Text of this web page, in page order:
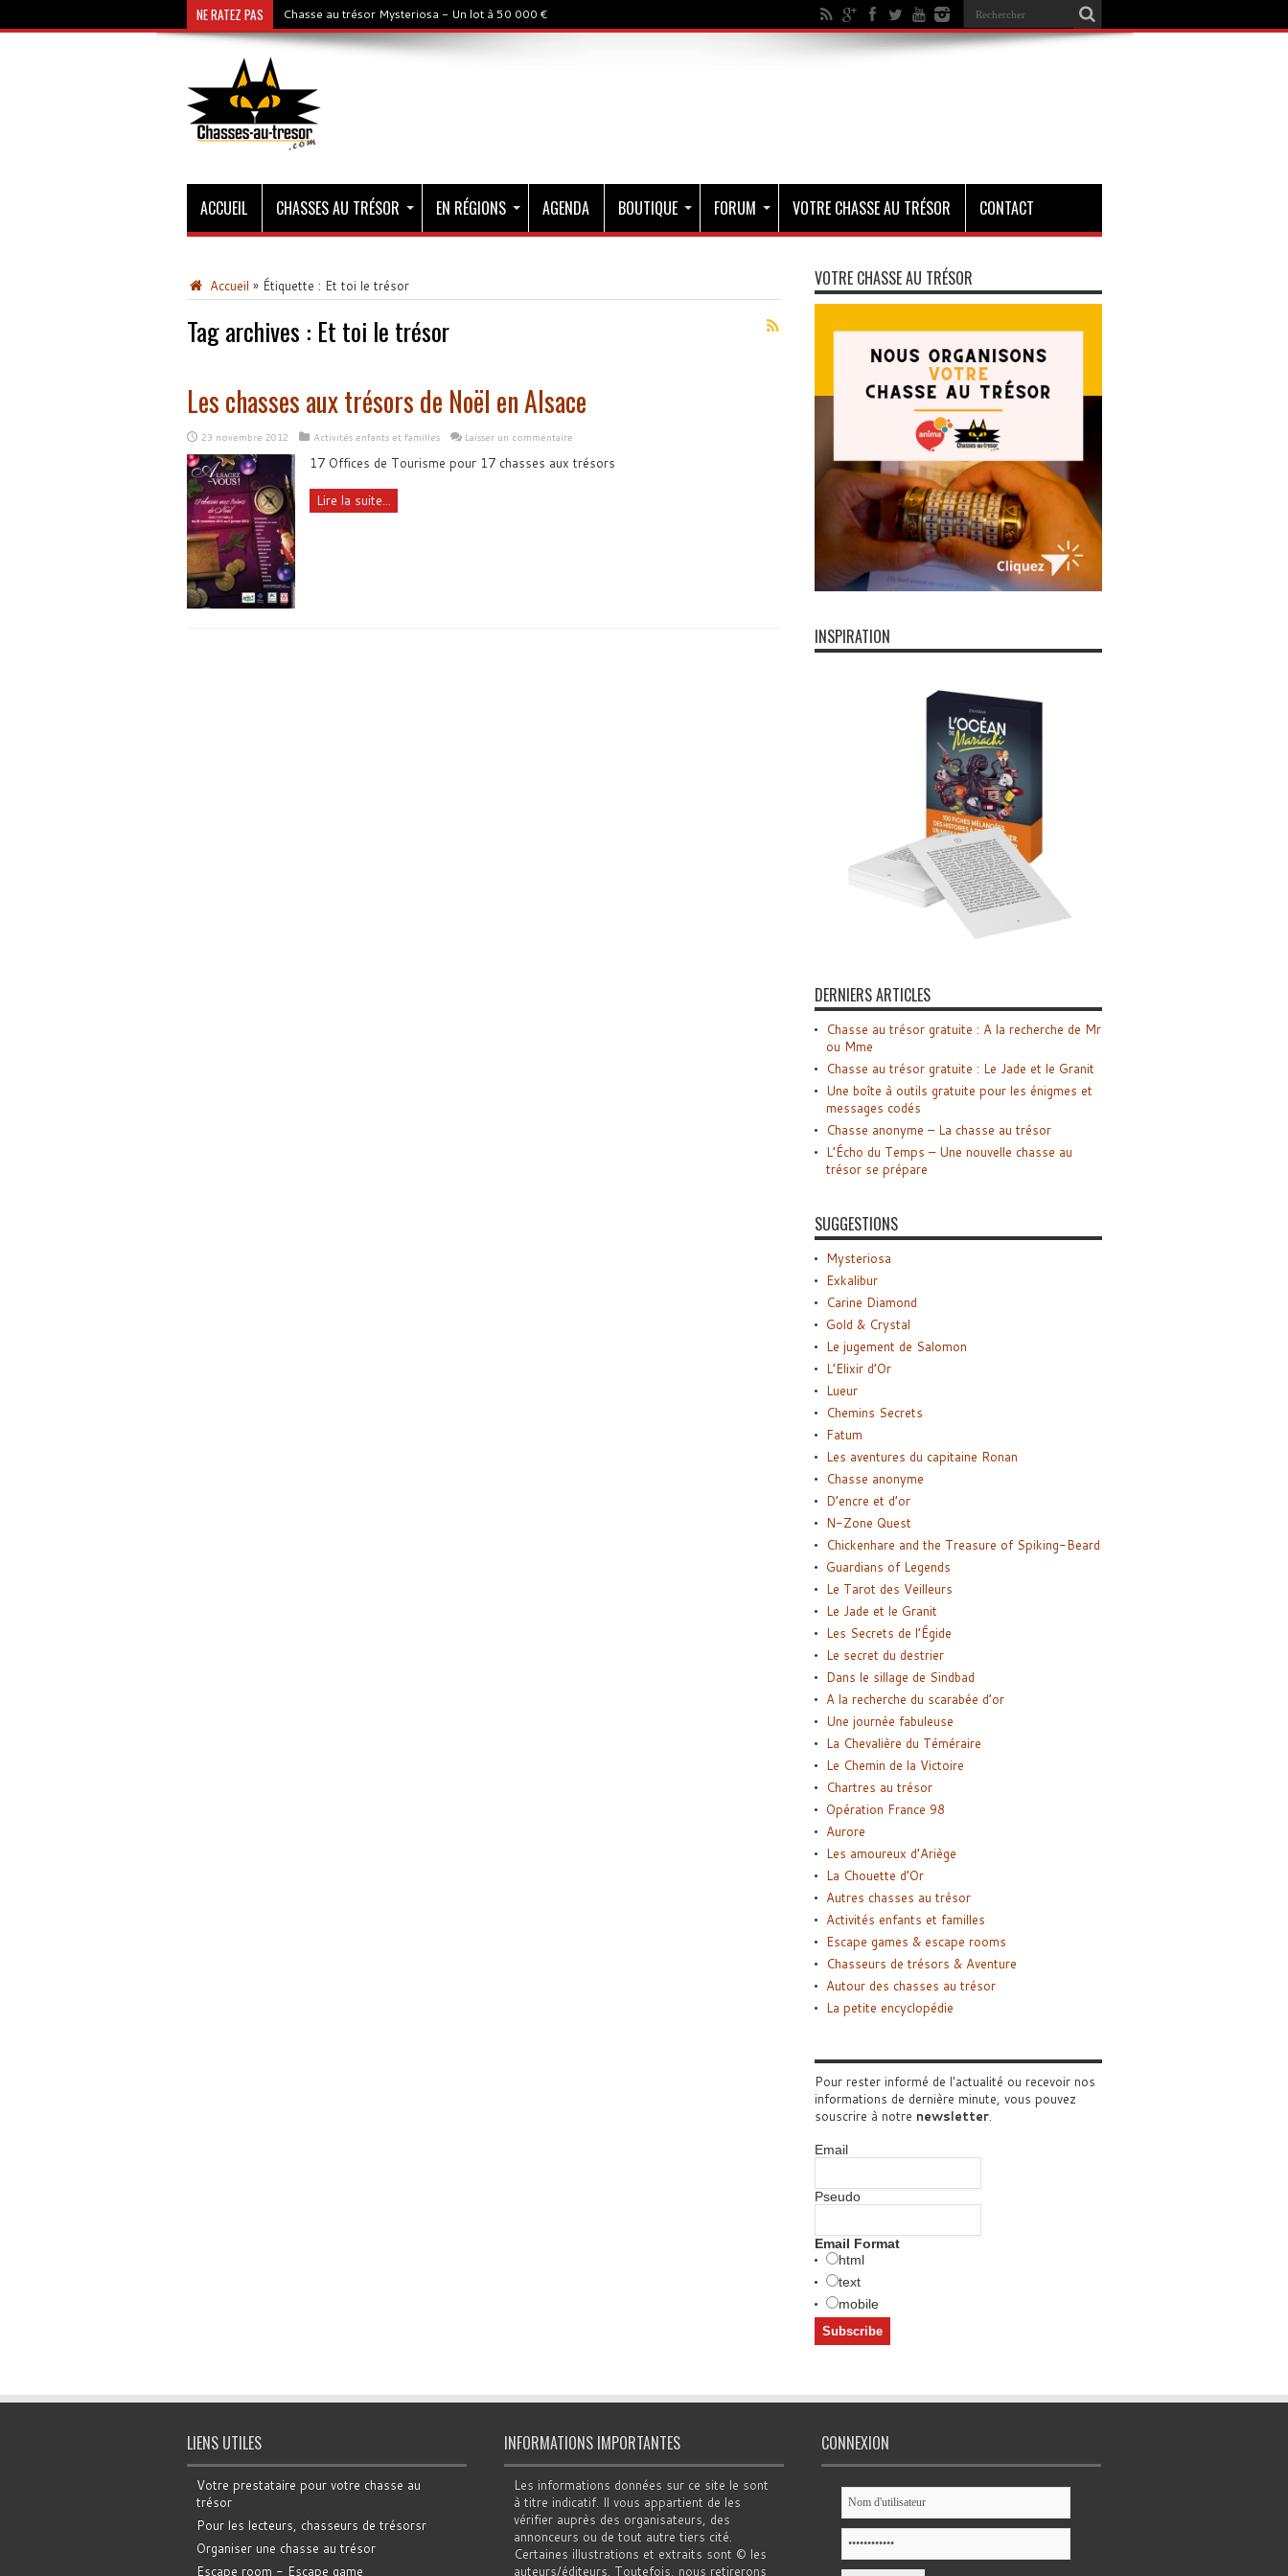
NE RATEZ PAS Chasse au trésor Mysteriosa - Un lot à 50 000 €
ACCUEIL CHASSES AU TRÉSOR EN RÉGIONS AGENDA BOUTIQUE FORUM VOTRE CHASSE AU TRÉSOR CONTACT
Accueil » Étiquette : Et toi le trésor
Tag archives : Et toi le trésor
Les chasses aux trésors de Noël en Alsace
23 novembre 2012 Activités enfants et familles Laisser un commentaire
17 Offices de Tourisme pour 17 chasses aux trésors
Lire la suite...
VOTRE CHASSE AU TRÉSOR
INSPIRATION
DERNIERS ARTICLES
Chasse au trésor gratuite : A la recherche de Mr
ou Mme
Chasse au trésor gratuite : Le Jade et le Granit
Une boîte à outils gratuite pour les énigmes et
messages codés
Chasse anonyme – La chasse au trésor
L’Écho du Temps – Une nouvelle chasse au
trésor se prépare
SUGGESTIONS
Mysteriosa
Exkalibur
Carine Diamond
Gold & Crystal
Le jugement de Salomon
L’Elixir d’Or
Lueur
Chemins Secrets
Fatum
Les aventures du capitaine Ronan
Chasse anonyme
D’encre et d’or
N-Zone Quest
Chickenhare and the Treasure of Spiking-Beard
Guardians of Legends
Le Tarot des Veilleurs
Le Jade et le Granit
Les Secrets de l’Égide
Le secret du destrier
Dans le sillage de Sindbad
A la recherche du scarabée d’or
Une journée fabuleuse
La Chevalière du Téméraire
Le Chemin de la Victoire
Chartres au trésor
Opération France 98
Aurore
Les amoureux d’Ariège
La Chouette d’Or
Autres chasses au trésor
Activités enfants et familles
Escape games & escape rooms
Chasseurs de trésors & Aventure
Autour des chasses au trésor
La petite encyclopédie
Pour rester informé de l'actualité ou recevoir nos
informations de dernière minute, vous pouvez
souscrire à notre newsletter.
Email
Pseudo
Email Format
html
text
mobile
LIENS UTILES
Votre prestataire pour votre chasse au
trésor
Pour les lecteurs, chasseurs de trésorsr
Organiser une chasse au trésor
Escape room - Escape game
INFORMATIONS IMPORTANTES
Les informations données sur ce site le sont
à titre indicatif. Il vous appartient de les
vérifier auprès des organisateurs, des
annonceurs ou de tout autre tiers cité.
Certaines illustrations et extraits sont © les
auteurs/éditeurs. Toutefois, nous retirerons
CONNEXION